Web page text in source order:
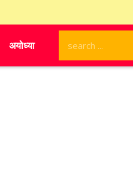
अयोध्या